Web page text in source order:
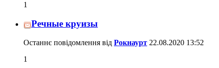
1
Речные круизы
Останнє повідомлення від Рокнаурт 22.08.2020 13:52
1